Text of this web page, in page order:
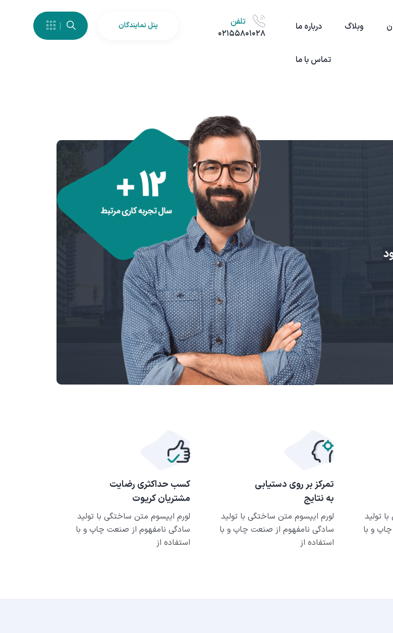
وبلاگ درباره ما
تماس با ما
تلفن
۰۲۱۵۵۸۰۱۰۲۸
پنل نمایندگان
تولید
و با
تمرکز بر روی دستیابی
به نتایج
لورم ایپسوم متن ساختگی با تولید
سادگی نامفهوم از صنعت چاپ و با
استفاده از
کسب حداکثری رضایت
مشتریان کریوت
لورم ایپسوم متن ساختگی با تولید
سادگی نامفهوم از صنعت چاپ و با
استفاده از